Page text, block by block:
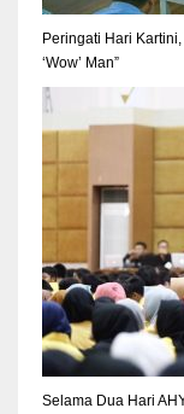
Peringati Hari
‘Wow’ Man”
Selama Dua Hari